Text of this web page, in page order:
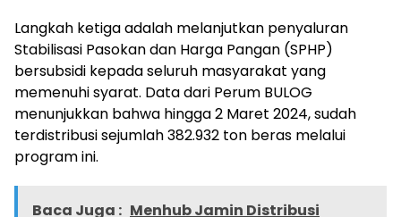
Langkah ketiga adalah melanjutkan penyaluran
Stabilisasi Pasokan dan Harga Pangan (SPHP)
bersubsidi kepada seluruh masyarakat yang
memenuhi syarat. Data dari Perum BULOG
menunjukkan bahwa hingga 2 Maret 2024, sudah
terdistribusi sejumlah 382.932 ton beras melalui
program ini.
Baca Juga : Menhub Jamin Distribusi